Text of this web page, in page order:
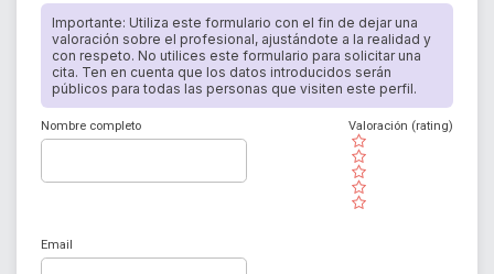
Importante: Utiliza este formulario con el fin de dejar una
valoración sobre el profesional, ajustándote a la realidad y
con respeto. No utilices este formulario para solicitar una
cita. Ten en cuenta que los datos introducidos serán
públicos para todas las personas que visiten este perfil.
Nombre completo
( )
( )
( )
( )
( )
Valoración (rating)
Email